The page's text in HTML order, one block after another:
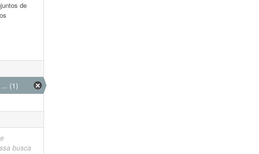
de
(1)
busca